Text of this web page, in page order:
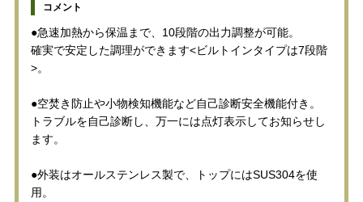
コメント
●急速加熱から保温まで、10段階の出力調整が可能。
確実で安定した調理ができます<ビルトインタイプは7段階
>。
●空焚き防止や小物検知機能など自己診断安全機能付き。
トラブルを自己診断し、万一には点灯表示してお知らせし
ます。
●外装はオールステンレス製で、トップにはSUS304を使
用。